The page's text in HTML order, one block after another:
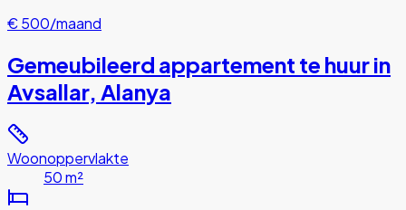
€ 500/maand
Gemeubileerd appartement te huur in
Avsallar, Alanya
Woonoppervlakte
50 m²